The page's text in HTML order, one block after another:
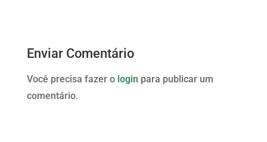
Enviar Comentário
Você precisa fazer o login para publicar um
comentário.